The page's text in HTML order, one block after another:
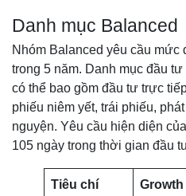
Danh mục Balanced
Nhóm Balanced yêu cầu mức
trong 5 năm. Danh mục đầu
có thể bao gồm đầu tư trực
phiếu niêm yết, trái phiếu,
nguyện. Yêu cầu hiện diện
105 ngày trong thời gian đầu
Tiêu chí Growth